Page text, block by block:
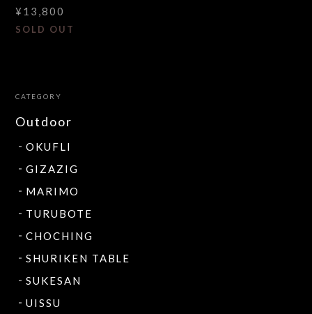
¥13,800
SOLD OUT
CATEGORY
Outdoor
OKUFLI
GIZAZIG
MARIMO
TURUBOTE
CHOCHING
SHURIKEN TABLE
SUKESAN
UISSU